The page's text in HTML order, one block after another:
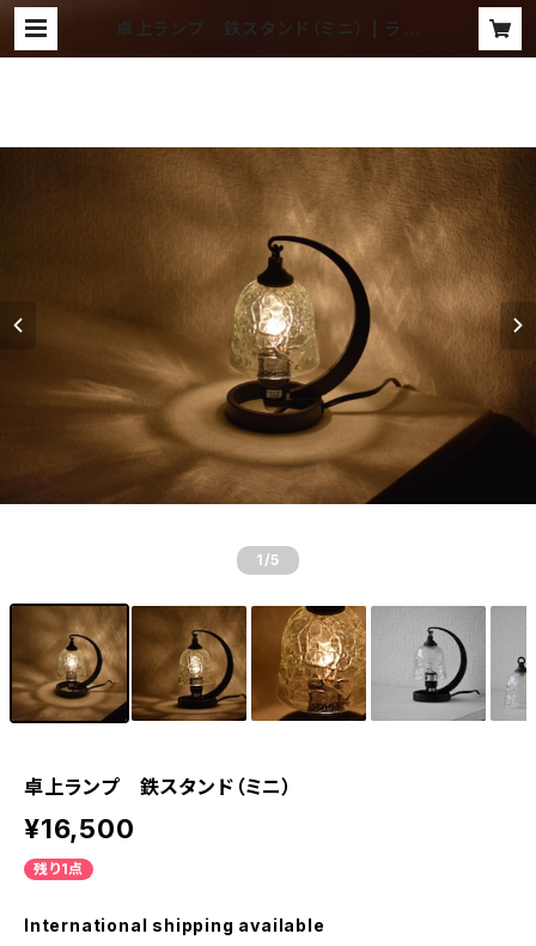
卓上ランプ 鉄スタンド（ミニ） | ラン
1 /5
卓上ランプ 鉄スタンド（ミニ）
¥16,500
残り1点
International shipping available